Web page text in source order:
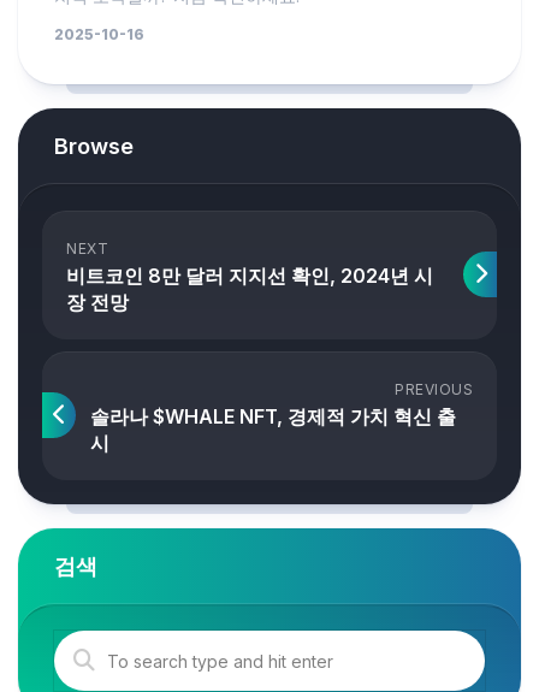
2025-10-16
Browse
NEXT
비트코인 8만 달러 지지선 확인, 2024년 시
장 전망
PREVIOUS
솔라나 $WHALE NFT, 경제적 가치 혁신 출
시
검색